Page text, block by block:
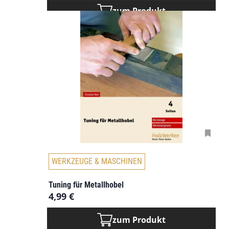
zum Produkt
WERKZEUGE & MASCHINEN
Tuning für Metallhobel
4,99 €
zum Produkt